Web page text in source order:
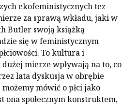
ekofeministycznych tez
za sprawą wkładu, jaki w
Butler swoją książką
się w feministycznym
To kultura i
mierze wpływają na to, co
lata dyskusja w obrębie
mówić o płci jako
ona społecznym konstruktem,